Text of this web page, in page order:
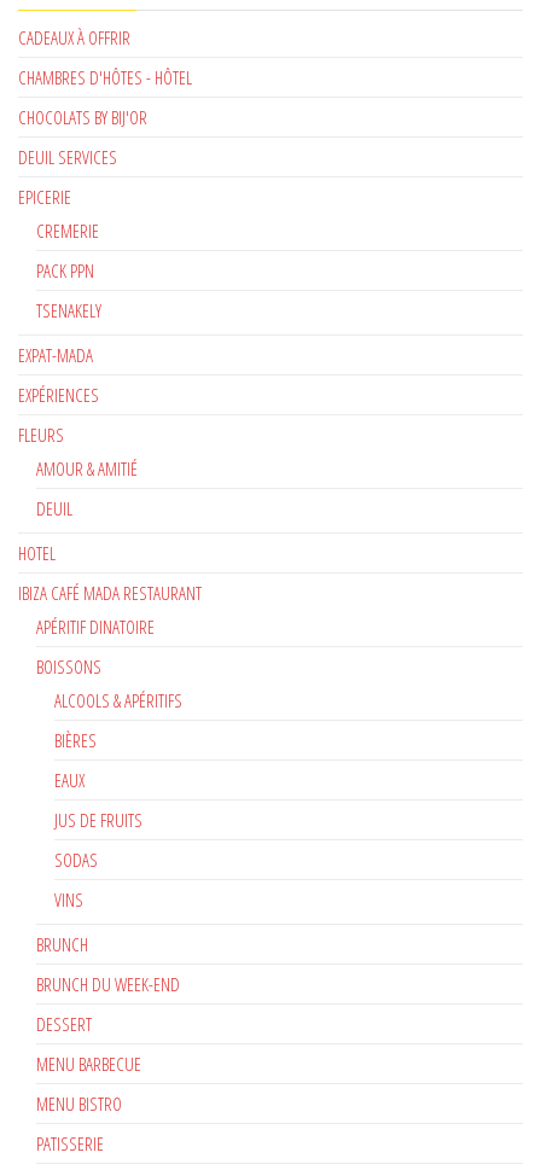
CADEAUX À OFFRIR
CHAMBRES D'HÔTES - HÔTEL
CHOCOLATS BY BIJ'OR
DEUIL SERVICES
EPICERIE
CREMERIE
PACK PPN
TSENAKELY
EXPAT-MADA
EXPÉRIENCES
FLEURS
AMOUR & AMITIÉ
DEUIL
HOTEL
IBIZA CAFÉ MADA RESTAURANT
APÉRITIF DINATOIRE
BOISSONS
ALCOOLS & APÉRITIFS
BIÈRES
EAUX
JUS DE FRUITS
SODAS
VINS
BRUNCH
BRUNCH DU WEEK-END
DESSERT
MENU BARBECUE
MENU BISTRO
PATISSERIE